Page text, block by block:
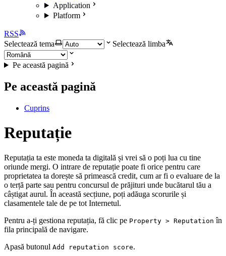
Application
Platform
RSS
Selectează tema
Selectează limba
Pe această pagină
Pe această pagină
Cuprins
Reputație
Reputația ta este moneda ta digitală și vrei să o poți lua cu tine
oriunde mergi. O intrare de reputație poate fi orice pentru care
proprietatea ta dorește să primească credit, cum ar fi o evaluare de la
o terță parte sau pentru concursul de prăjituri unde bucătarul tău a
câștigat aurul. În această secțiune, poți adăuga scorurile și
clasamentele tale de pe tot Internetul.
Pentru a-ți gestiona reputația, fă clic pe Property > Reputation în
fila principală de navigare.
Apasă butonul Add reputation score.